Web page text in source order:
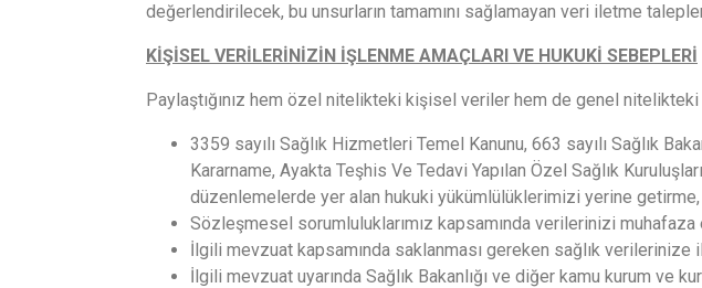
değerlendirilecek, bu unsurların tamamını sağlamayan veri iletme
KİŞİSEL VERİLERİNİZİN İŞLENME AMAÇLARI VE HUKUKİ SEBEPLERİ
Paylaştığınız hem özel nitelikteki kişisel veriler hem de genel
3359 sayılı Sağlık Hizmetleri Temel Kanunu, 663 sayılı Sağlık
Kararname, Ayakta Teşhis Ve Tedavi Yapılan Özel Sağlık
düzenlemelerde yer alan hukuki yükümlülüklerimizi yerine getirme,
Sözleşmesel sorumluluklarımız kapsamında verilerinizi muhafaza
İlgili mevzuat kapsamında saklanması gereken sağlık
İlgili mevzuat uyarında Sağlık Bakanlığı ve diğer kamu kurum ve